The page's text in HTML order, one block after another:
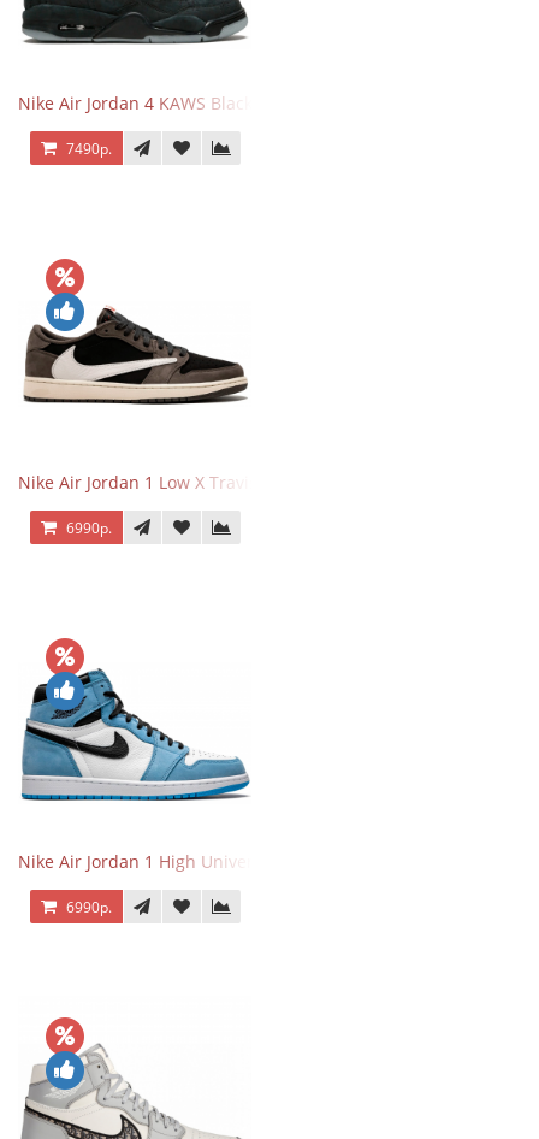
Nike Air Jordan 4 KAWS Black
7490р.
Nike Air Jordan 1 Low X Travis Scott
6990р.
Nike Air Jordan 1 High University Blue
6990р.